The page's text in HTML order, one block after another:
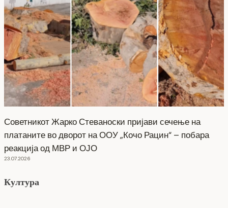
Советникот Жарко Стеваноски пријави сечење на
платаните во дворот на ООУ „Кочо Рацин“ – побара
реакција од МВР и ОЈО
23.07.2026
Култура